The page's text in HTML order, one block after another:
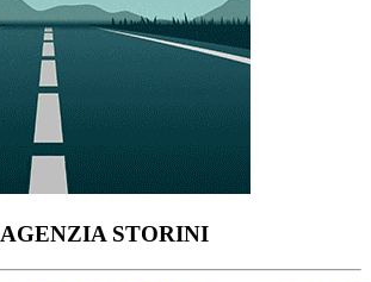
AGENZIA STORINI